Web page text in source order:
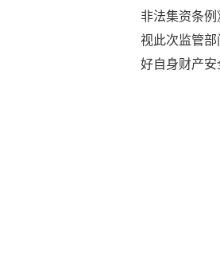
非法集资条
视此次监管
好自身财产安